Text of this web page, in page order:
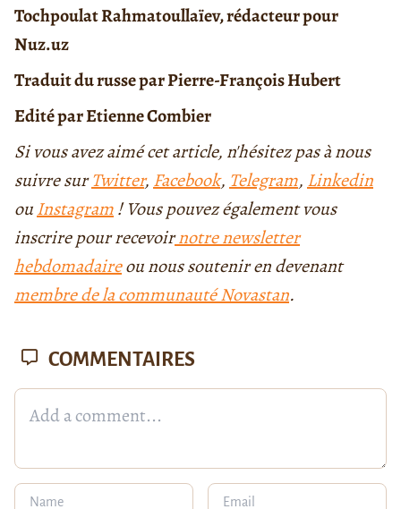
Tochpoulat Rahmatoullaïev, rédacteur pour
Nuz.uz
Traduit du russe par Pierre-François Hubert
Edité par Etienne Combier
Si vous avez aimé cet article, n'hésitez pas à nous
suivre surTwitter, Facebook, Telegram, Linkedin
ouInstagram! Vous pouvez également vous
inscrire pour recevoirnotre newsletter
hebdomadaireou nous soutenir en devenant
membre de la communauté Novastan.
COMMENTAIRES